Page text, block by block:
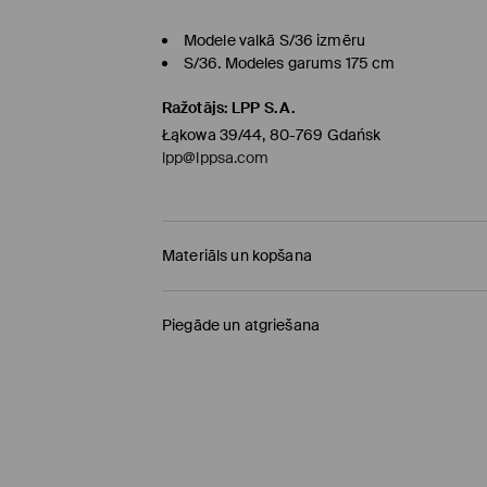
Modele valkā S/36 izmēru
S/36. Modeles garums 175 cm
Ražotājs: LPP S.A.
Łąkowa 39/44, 80-769 Gdańsk
lpp@lppsa.com
Materiāls un kopšana
PIRMAIS MATERIĀLS
Piegāde un atgriešana